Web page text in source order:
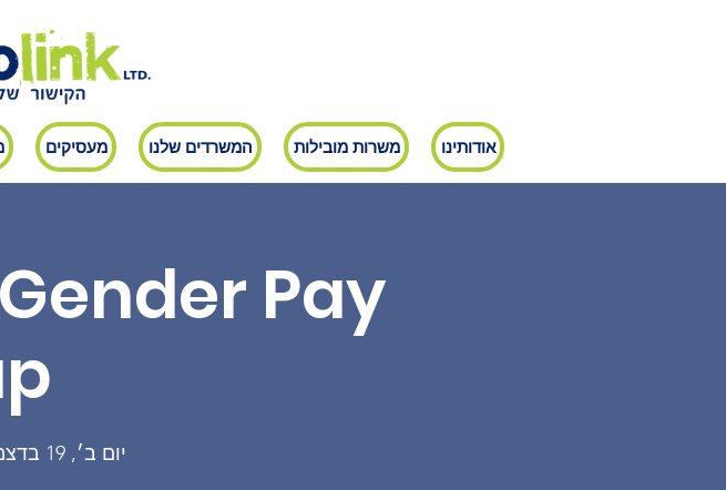
אודותינו משרות מובילות המשרדים שלנו מעסיקים
Pay
יום ב׳, 19 בדצמ׳